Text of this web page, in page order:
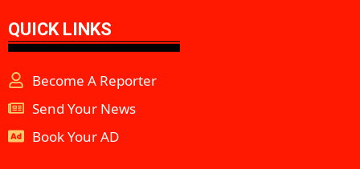
QUICK LINKS
Become A Reporter
Send Your News
Book Your AD